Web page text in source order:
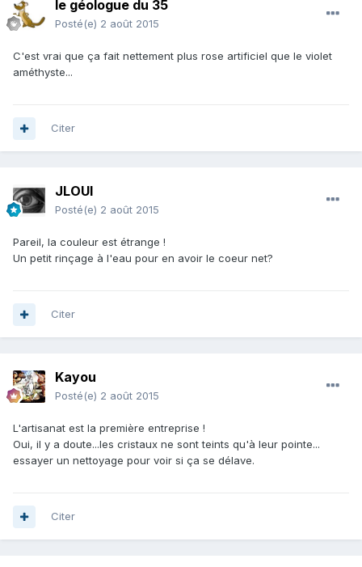
le géologue du 35
Posté(e) 2 août 2015
C'est vrai que ça fait nettement plus rose artificiel que le violet
améthyste...
Citer
JLOUI
Posté(e) 2 août 2015
Pareil, la couleur est étrange !
Un petit rinçage à l'eau pour en avoir le coeur net?
Citer
Kayou
Posté(e) 2 août 2015
L'artisanat est la première entreprise !
Oui, il y a doute...les cristaux ne sont teints qu'à leur pointe...
essayer un nettoyage pour voir si ça se délave.
Citer